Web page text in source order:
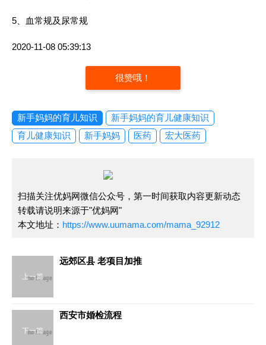
5、血常规及尿常规
2020-11-08 05:39:13
很赞哦！
新手妈妈的育儿知识
新手妈妈的育儿健康知识
育儿健康知识
新手妈妈 医药 宏大医药
扫描关注优妈网微信公众号，第一时间获取内容更新动态
转载请说明来源于"优妈网"
本文地址： https://www.uumama.com/mama_92912
上一篇
远郊区县 老项目加推
下一篇
西安市婚检流程